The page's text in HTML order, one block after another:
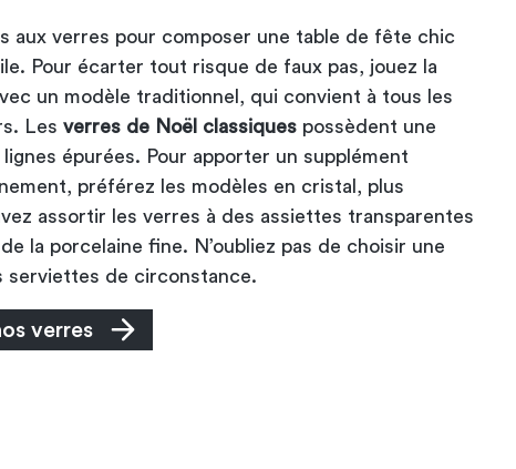
aux verres pour composer une table de fête chic
Pour écarter tout risque de faux pas, jouez la
un modèle traditionnel, qui convient à tous les
Les verres de Noël classiques possèdent une
épurées. Pour apporter un supplément
préférez les modèles en cristal, plus
assortir les verres à des assiettes transparentes
la porcelaine fine. N’oubliez pas de choisir une
serviettes de circonstance.
verres